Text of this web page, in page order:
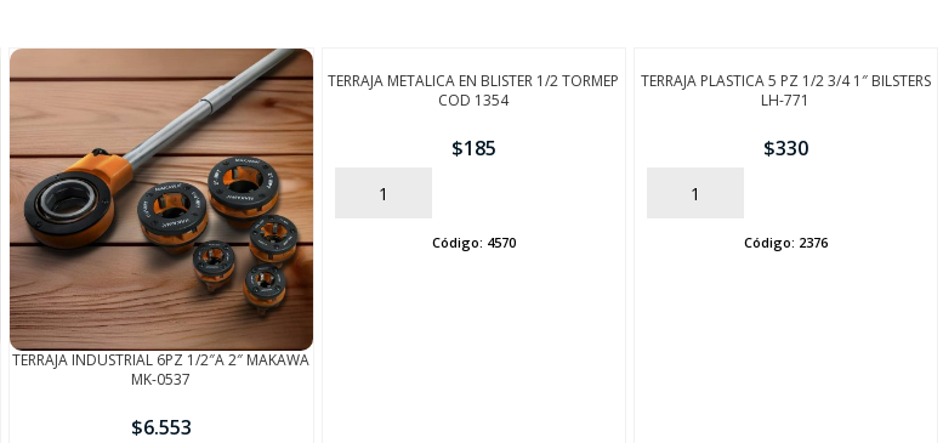
TERRAJA INDUSTRIAL 6PZ 1/2″A 2″ MAKAWA
MK-0537
$6.553
TERRAJA METALICA EN BLISTER 1/2 TORMEP
COD 1354
$185
AÑADIR
Código: 4570
TERRAJA PLASTICA 5 PZ 1/2 3/4 1″ BILSTERS
LH-771
$330
AÑADIR
Código: 2376